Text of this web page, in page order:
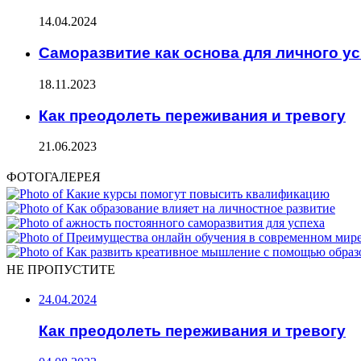
14.04.2024
Саморазвитие как основа для личного
18.11.2023
Как преодолеть переживания и тревогу
21.06.2023
ФОТОГАЛЕРЕЯ
НЕ ПРОПУСТИТЕ
24.04.2024
Как преодолеть переживания и тревогу